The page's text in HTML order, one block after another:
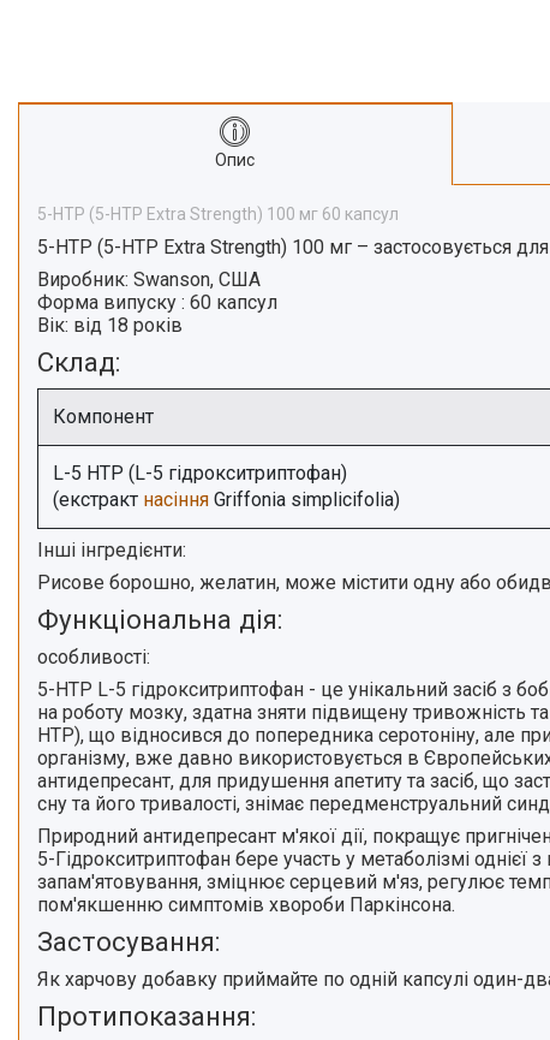
Опис
5-HTP (5-HTP Extra Strength) 100 мг 60 капсул
5-НТР (5-HTP Extra Strength) 100 мг – застосовується
Виробник: Swanson, США
Форма випуску : 60 капсул
Вік: від 18 років
Склад:
Компонент
L-5 HTP (L-5 гідрокситриптофан)
(екстракт насіння Griffonia simplicifolia)
Інші інгредієнти:
Рисове борошно, желатин, може містити одну або
Функціональна дія:
особливості:
5-НТР L-5 гідрокситриптофан - це унікальний засіб з
на роботу мозку, здатна зняти підвищену тривожність
HTP), що відносився до попередника серотоніну, але
організму, вже давно використовується в
антидепресант, для придушення апетиту та засіб, що
сну та його тривалості, знімає передменструальний
Природний антидепресант м'якої дії, покращує
5-Гідрокситриптофан бере участь у метаболізмі
запам'ятовування, зміцнює серцевий м'яз, регулює
пом'якшенню симптомів хвороби Паркінсона.
Застосування:
Як харчову добавку приймайте по одній капсулі один-
Протипоказання: